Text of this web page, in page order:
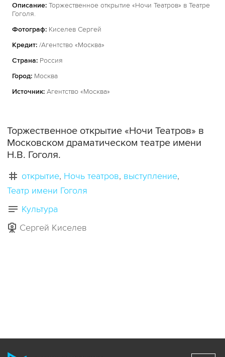
Описание: Торжественное открытие «Ночи Театров» в Театре
Гоголя.
Фотограф: Киселев Сергей
Кредит: /Агентство «Москва»
Страна: Россия
Город: Москва
Источник: Агентство «Москва»
Торжественное открытие «Ночи Театров» в
Московском драматическом театре имени
Н.В. Гоголя.
открытие Ночь театров выступление
Театр имени Гоголя
Культура
Сергей Киселев